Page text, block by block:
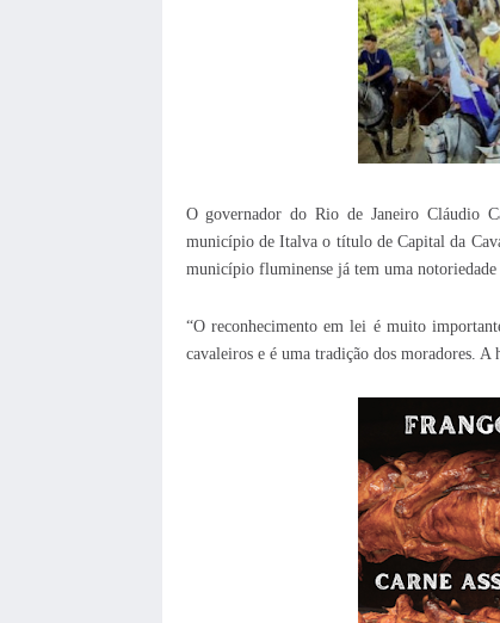
O governador do Rio de Janeiro Cláudio
município de Italva o título de Capital da
município fluminense já tem uma notoriedade
“O reconhecimento em lei é muito
cavaleiros e é uma tradição dos moradores. A